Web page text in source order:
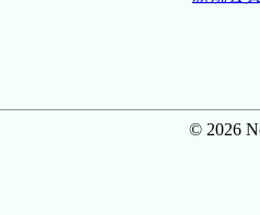
© 2026